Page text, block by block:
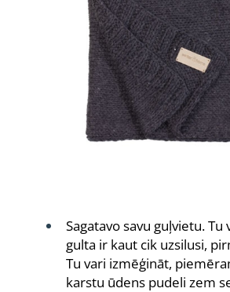
Sagatavo savu guļvietu. Tu
gulta ir kaut cik uzsilusi,
Tu vari izmēģināt,
karstu ūdens pudeli zem